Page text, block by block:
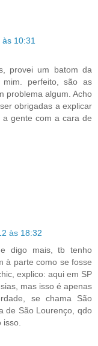
10:31
provei um batom da
perfeito, são as
problema algum. Acho
obrigadas a explicar
gente com a cara de
às 18:32
digo mais, tb tenho
à parte como se fosse
explico: aqui em SP
mas isso é apenas
se chama São
de São Lourenço, qdo